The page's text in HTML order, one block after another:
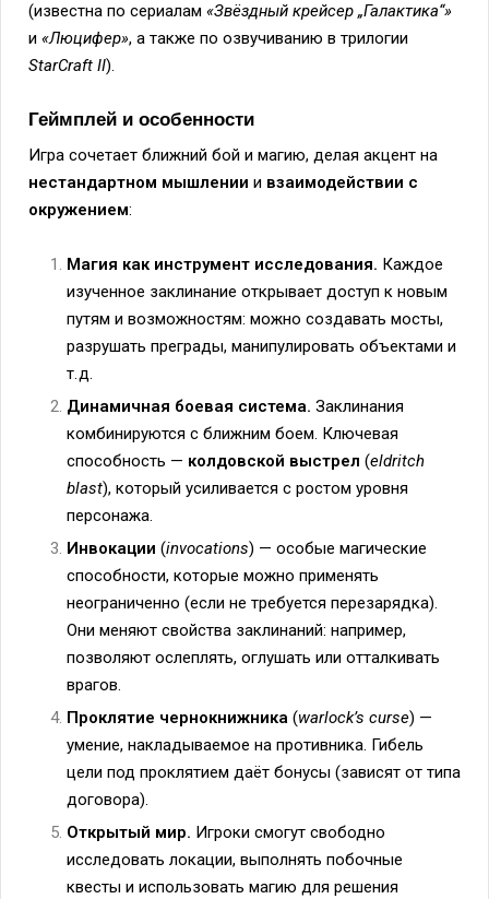
(известна по сериалам «Звёздный крейсер „Галактика“»
и «Люцифер», а также по озвучиванию в трилогии
StarCraft II).
Геймплей и особенности
Игра сочетает ближний бой и магию, делая акцент на
нестандартном мышлении и взаимодействии с
окружением:
Магия как инструмент исследования. Каждое
изученное заклинание открывает доступ к новым
путям и возможностям: можно создавать мосты,
разрушать преграды, манипулировать объектами и
т. д.
Динамичная боевая система. Заклинания
комбинируются с ближним боем. Ключевая
способность — колдовской выстрел (eldritch
blast), который усиливается с ростом уровня
персонажа.
Инвокации (invocations) — особые магические
способности, которые можно применять
неограниченно (если не требуется перезарядка).
Они меняют свойства заклинаний: например,
позволяют ослеплять, оглушать или отталкивать
врагов.
Проклятие чернокнижника (warlock’s curse) —
умение, накладываемое на противника. Гибель
цели под проклятием даёт бонусы (зависят от типа
договора).
Открытый мир. Игроки смогут свободно
исследовать локации, выполнять побочные
квесты и использовать магию для решения